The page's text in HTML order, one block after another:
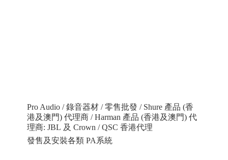
Pro Audio / 錄音器材 / 零售批發 / Shure 產品 (香
港及澳門) 代理商 / Harman 產品 (香港及澳門) 代
理商: JBL 及 Crown / QSC 香港代理
發售及安裝各類 PA系統